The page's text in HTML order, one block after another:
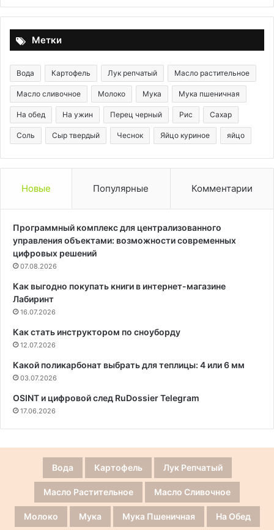
Метки
Вода Картофель Лук репчатый Масло растительное
Масло сливочное Молоко Мука Мука пшеничная
На обед На ужин Перец черный Рис Сахар
Соль Сыр твердый Чеснок Яйцо куриное яйцо
Новые Популярные Комментарии
Программный комплекс для централизованного
управления объектами: возможности современных
цифровых решений
07.08.2026
Как выгодно покупать книги в интернет-магазине
Лабиринт
16.07.2026
Как стать инструктором по сноуборду
12.07.2026
Какой поликарбонат выбрать для теплицы: 4 или 6 мм
03.07.2026
OSINT и цифровой след RuDossier Telegram
17.06.2026
Вода Картофель Лук Репчатый
Масло Растительное Масло Сливочное
Молоко Мука Мука Пшеничная На Обед